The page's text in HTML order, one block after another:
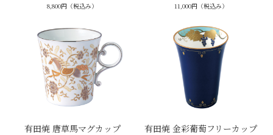
8,800円（税込み） 11,000円（税込み）
有田焼 唐草馬マグカップ 有田焼 金彩葡萄フリーカップ